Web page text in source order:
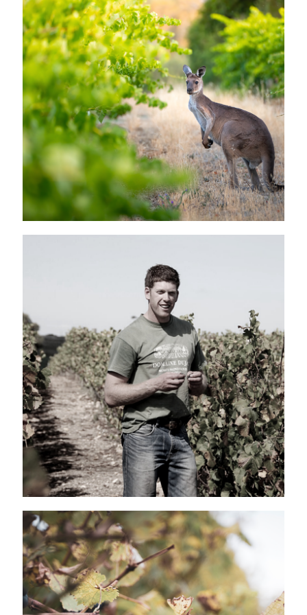
NOS REGIONS
NOS ARTISANS
VIGNERONS